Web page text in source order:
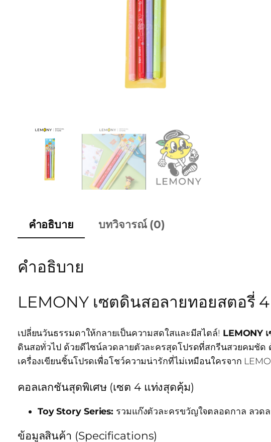
คำอธิบาย บทวิจารณ์ (0)
คำอธิบาย
LEMONY เซตดินสอลายทอยสตอรี่
เปลี่ยนวันธรรมดาให้กลายเป็นความสดใสและมีสไตล์! LEMONY
ดินสอทั่วไป ด้วยดีไซน์ลวดลายตัวละครสุดโปรดที่สกรีนสวยคมชั
เครื่องเขียนชิ้นโปรดเพื่อโชว์ความน่ารักที่ไม่เหมือนใครจาก
คอลเลกชันสุดพิเศษ (เซต 4 แท่งสุดคุ้ม)
Toy Story Series: รวมแก๊งตัวละครขวัญใจตลอดกาล ลวด
ข้อมูลสินค้า (Specifications)